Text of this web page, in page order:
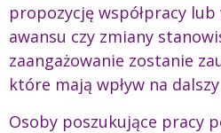
propozycję współpracy
awansu czy zmiany
zaangażowanie zostanie
które mają wpływ na
Osoby poszukujące pracy